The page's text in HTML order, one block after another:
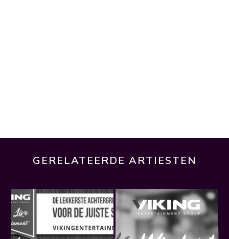
GERELATEERDE ARTIESTEN